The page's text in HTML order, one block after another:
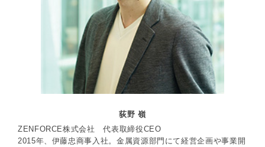
荻野 嶺
ZENFORCE株式会社 代表取締役CEO
2015年、伊藤忠商事入社。金属資源部門にて経営企画や事業開